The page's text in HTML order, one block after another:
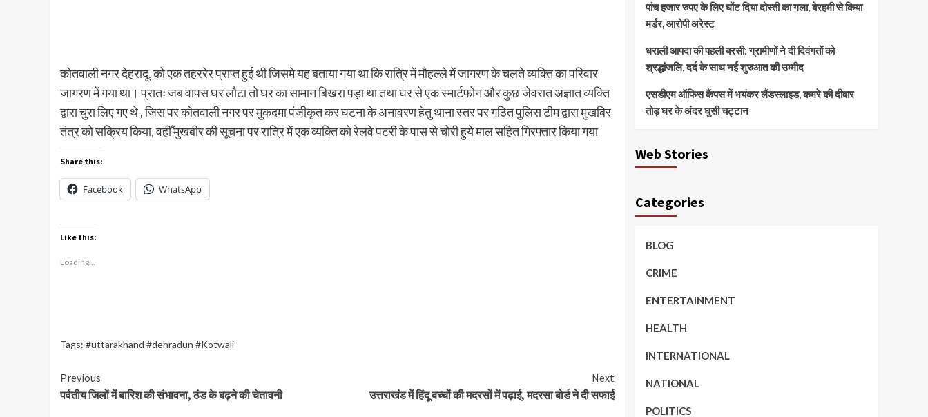
कोतवाली नगर देहरादू. को एक तहररेर प्राप्त हुई थी जिसमे यह बताया गया था कि रात्रि में मौहल्ले में जागरण के चलते व्यक्ति का परिवार
जागरण में गया था। प्रातः जब वापस घर लौटा तो घर का सामान बिखरा पड़ा था तथा घर से एक स्मार्टफोन और कुछ जेवरात अज्ञात व्यक्ति
द्वारा चुरा लिए गए थे , जिस पर कोतवाली नगर पर मुकदमा पंजीकृत कर घटना के अनावरण हेतु थाना स्तर पर गठित पुलिस टीम द्वारा मुखबिर
तंत्र को सक्रिय किया, वहीँ मुखबीर की सूचना पर रात्रि में एक व्यक्ति को रेलवे पटरी के पास से चोरी हुये माल सहित गिरफ्तार किया गया
Share this:
Facebook WhatsApp
Like this:
Loading...
Tags: #uttarakhand #dehradun #Kotwali
Continue
Reading
Previous
पर्वतीय जिलों में बारिश की संभावना, ठंड के बढ़ने की चेतावनी
Next
उत्तराखंड में हिंदू बच्चों की मदरसों में पढ़ाई, मदरसा बोर्ड ने दी सफाई
पांच हजार रुपए के लिए घोंट दिया दोस्ती का गला, बेरहमी से किया
मर्डर, आरोपी अरेस्ट
धराली आपदा की पहली बरसी: ग्रामीणों ने दी दिवंगतों को
श्रद्धांजलि, दर्द के साथ नई शुरुआत की उम्मीद
एसडीएम ऑफिस कैंपस में भयंकर लैंडस्लाइड, कमरे की दीवार
तोड़ घर के अंदर घुसी चट्टान
Web Stories
Categories
BLOG
CRIME
ENTERTAINMENT
HEALTH
INTERNATIONAL
NATIONAL
POLITICS